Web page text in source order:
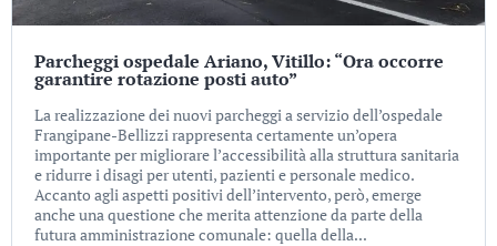
Parcheggi ospedale Ariano, Vitillo: “Ora occorre
garantire rotazione posti auto”
La realizzazione dei nuovi parcheggi a servizio dell’ospedale
Frangipane-Bellizzi rappresenta certamente un’opera
importante per migliorare l’accessibilità alla struttura sanitaria
e ridurre i disagi per utenti, pazienti e personale medico.
Accanto agli aspetti positivi dell’intervento, però, emerge
anche una questione che merita attenzione da parte della
futura amministrazione comunale: quella della...